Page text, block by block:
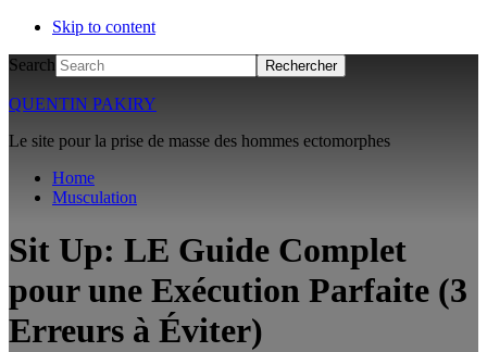
Skip to content
Search
QUENTIN PAKIRY
Le site pour la prise de masse des hommes ectomorphes
Home
Musculation
Sit Up: LE Guide Complet
pour une Exécution Parfaite (3
Erreurs à Éviter)